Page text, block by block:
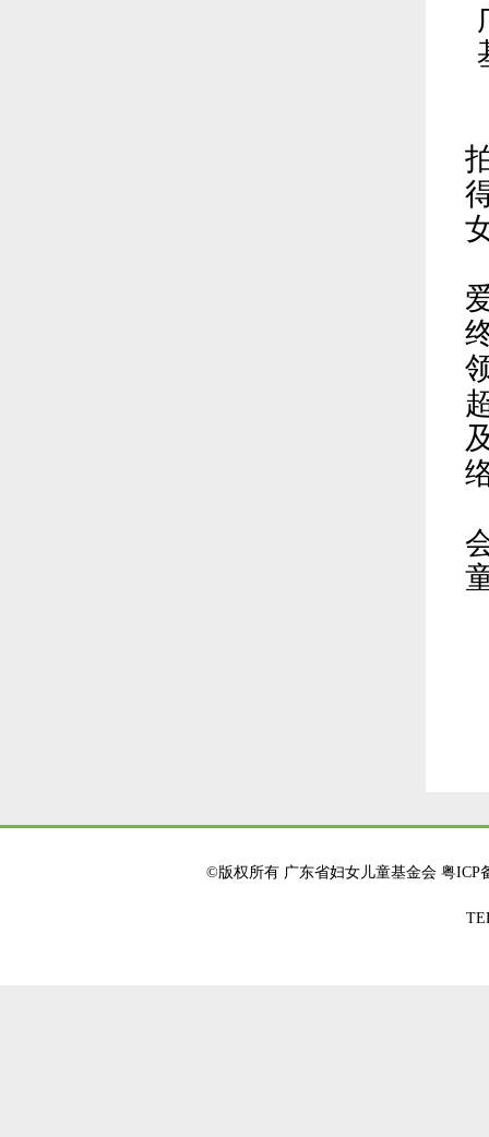
©版权所有 广东省妇女儿童基金会 粤ICP